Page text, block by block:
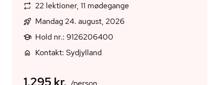
22 lektioner, 11 mødegange
Mandag 24. august, 2026
Hold nr.: 9126206400
Kontakt: Sydjylland
1.295 kr.